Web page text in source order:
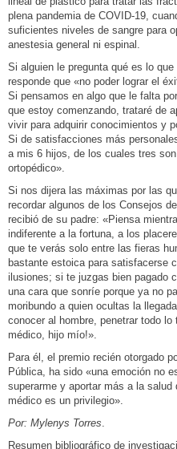
plena pandemia de COVID-19,
suficientes niveles de sangre para
anestesia general ni espinal.
Si alguien le pregunta qué es lo
responde que «no poder lograr el
Si pensamos en algo que le falta
que estoy comenzando, trataré de
vivir para adquirir conocimientos y
Si de satisfacciones más
a mis 6 hijos, de los cuales tres
ortopédico».
Si nos dijera las máximas por las
recordar algunos de los Consejos
recibió de su padre: «Piensa
indiferente a la fortuna, a los
que te verás solo entre las fieras
bastante estoica para satisfacerse
ilusiones; si te juzgas bien pagado
una cara que sonríe porque ya no
moribundo a quien ocultas la
conocer al hombre, penetrar todo
médico, hijo mío!».
Para él, el premio recién otorgado
Pública, ha sido «una emoción no
superarme y aportar más a la
médico es un privilegio».
Por: Mylenys Torres.
Resumen bibliográfico de